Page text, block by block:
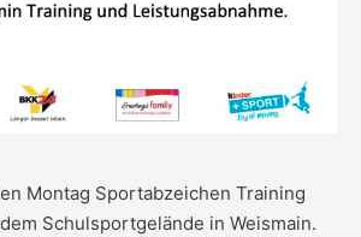
Montag Sportabzeichen Training
Schulsportgelände in Weismain.